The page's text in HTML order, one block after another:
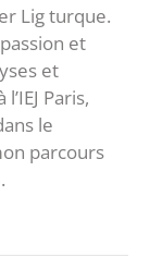
Lig turque.
et
et
Paris,
le
parcours